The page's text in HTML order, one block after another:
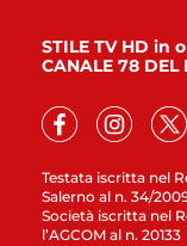
Testata iscritta nel
Salerno al n. 34/
Società iscritta nel
l’AGCOM al n. 20133
STILE TV HD in
CANALE 78 DEL